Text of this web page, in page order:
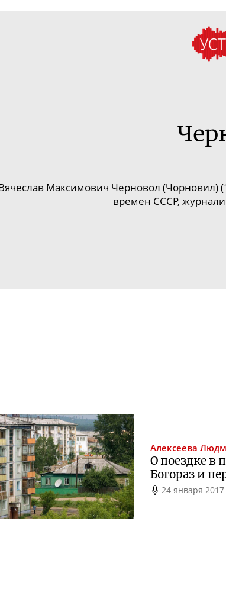
Максимович Черновол
времен СССР,
Алексеева
О поездке в
Богораз и
24 января 2017